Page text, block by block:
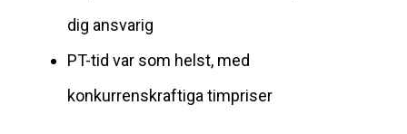
dig ansvarig
PT-tid var som helst, med
konkurrenskraftiga timpriser